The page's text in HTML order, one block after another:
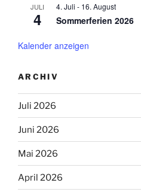
JULI
4
4. Juli - 16. August
Sommerferien 2026
Kalender anzeigen
ARCHIV
Juli 2026
Juni 2026
Mai 2026
April 2026